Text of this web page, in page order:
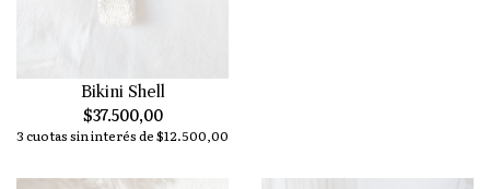
Bikini Shell
$37.500,00
3 cuotas sin interés de $12.500,00